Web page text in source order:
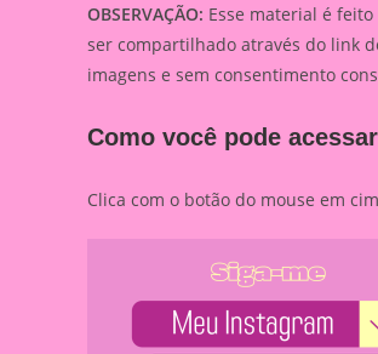
OBSERVAÇÃO: Esse material é
ser compartilhado através do link
imagens e sem consentimento
Como você pode
Clica com o botão do mouse em